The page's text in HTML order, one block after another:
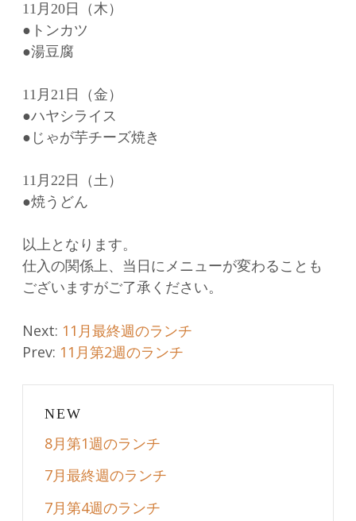
11月20日（木）
●トンカツ
●湯豆腐
11月21日（金）
●ハヤシライス
●じゃが芋チーズ焼き
11月22日（土）
●焼うどん
以上となります。
仕入の関係上、当日にメニューが変わることも
ございますがご了承ください。
Post
navigation
Next: 11月最終週のランチ
Prev: 11月第2週のランチ
NEW
8月第1週のランチ
7月最終週のランチ
7月第4週のランチ